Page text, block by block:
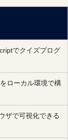
でクイズプログ
ローカル環境で構
ザで可視化できる